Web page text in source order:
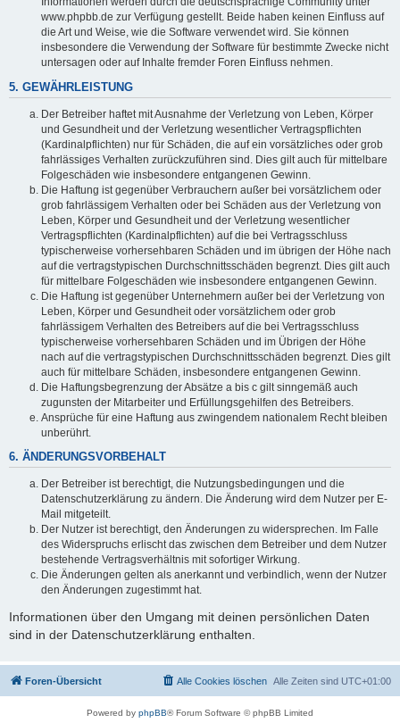
www.phpbb.de zur Verfügung gestellt. Beide haben keinen Einfluss auf
die Art und Weise, wie die Software verwendet wird. Sie können
insbesondere die Verwendung der Software für bestimmte Zwecke nicht
untersagen oder auf Inhalte fremder Foren Einfluss nehmen.
5. GEWÄHRLEISTUNG
Der Betreiber haftet mit Ausnahme der Verletzung von Leben, Körper
und Gesundheit und der Verletzung wesentlicher Vertragspflichten
(Kardinalpflichten) nur für Schäden, die auf ein vorsätzliches oder grob
fahrlässiges Verhalten zurückzuführen sind. Dies gilt auch für mittelbare
Folgeschäden wie insbesondere entgangenen Gewinn.
Die Haftung ist gegenüber Verbrauchern außer bei vorsätzlichem oder
grob fahrlässigem Verhalten oder bei Schäden aus der Verletzung von
Leben, Körper und Gesundheit und der Verletzung wesentlicher
Vertragspflichten (Kardinalpflichten) auf die bei Vertragsschluss
typischerweise vorhersehbaren Schäden und im übrigen der Höhe nach
auf die vertragstypischen Durchschnittsschäden begrenzt. Dies gilt auch
für mittelbare Folgeschäden wie insbesondere entgangenen Gewinn.
Die Haftung ist gegenüber Unternehmern außer bei der Verletzung von
Leben, Körper und Gesundheit oder vorsätzlichem oder grob
fahrlässigem Verhalten des Betreibers auf die bei Vertragsschluss
typischerweise vorhersehbaren Schäden und im Übrigen der Höhe
nach auf die vertragstypischen Durchschnittsschäden begrenzt. Dies gilt
auch für mittelbare Schäden, insbesondere entgangenen Gewinn.
Die Haftungsbegrenzung der Absätze a bis c gilt sinngemäß auch
zugunsten der Mitarbeiter und Erfüllungsgehilfen des Betreibers.
Ansprüche für eine Haftung aus zwingendem nationalem Recht bleiben
unberührt.
6. ÄNDERUNGSVORBEHALT
Der Betreiber ist berechtigt, die Nutzungsbedingungen und die
Datenschutzerklärung zu ändern. Die Änderung wird dem Nutzer per E-
Mail mitgeteilt.
Der Nutzer ist berechtigt, den Änderungen zu widersprechen. Im Falle
des Widerspruchs erlischt das zwischen dem Betreiber und dem Nutzer
bestehende Vertragsverhältnis mit sofortiger Wirkung.
Die Änderungen gelten als anerkannt und verbindlich, wenn der Nutzer
den Änderungen zugestimmt hat.
Informationen über den Umgang mit deinen persönlichen Daten
sind in der Datenschutzerklärung enthalten.
Foren-Übersicht Alle Zeiten sind UTC+01:00
Alle Cookies löschen
Powered by phpBB® Forum Software © phpBB Limited